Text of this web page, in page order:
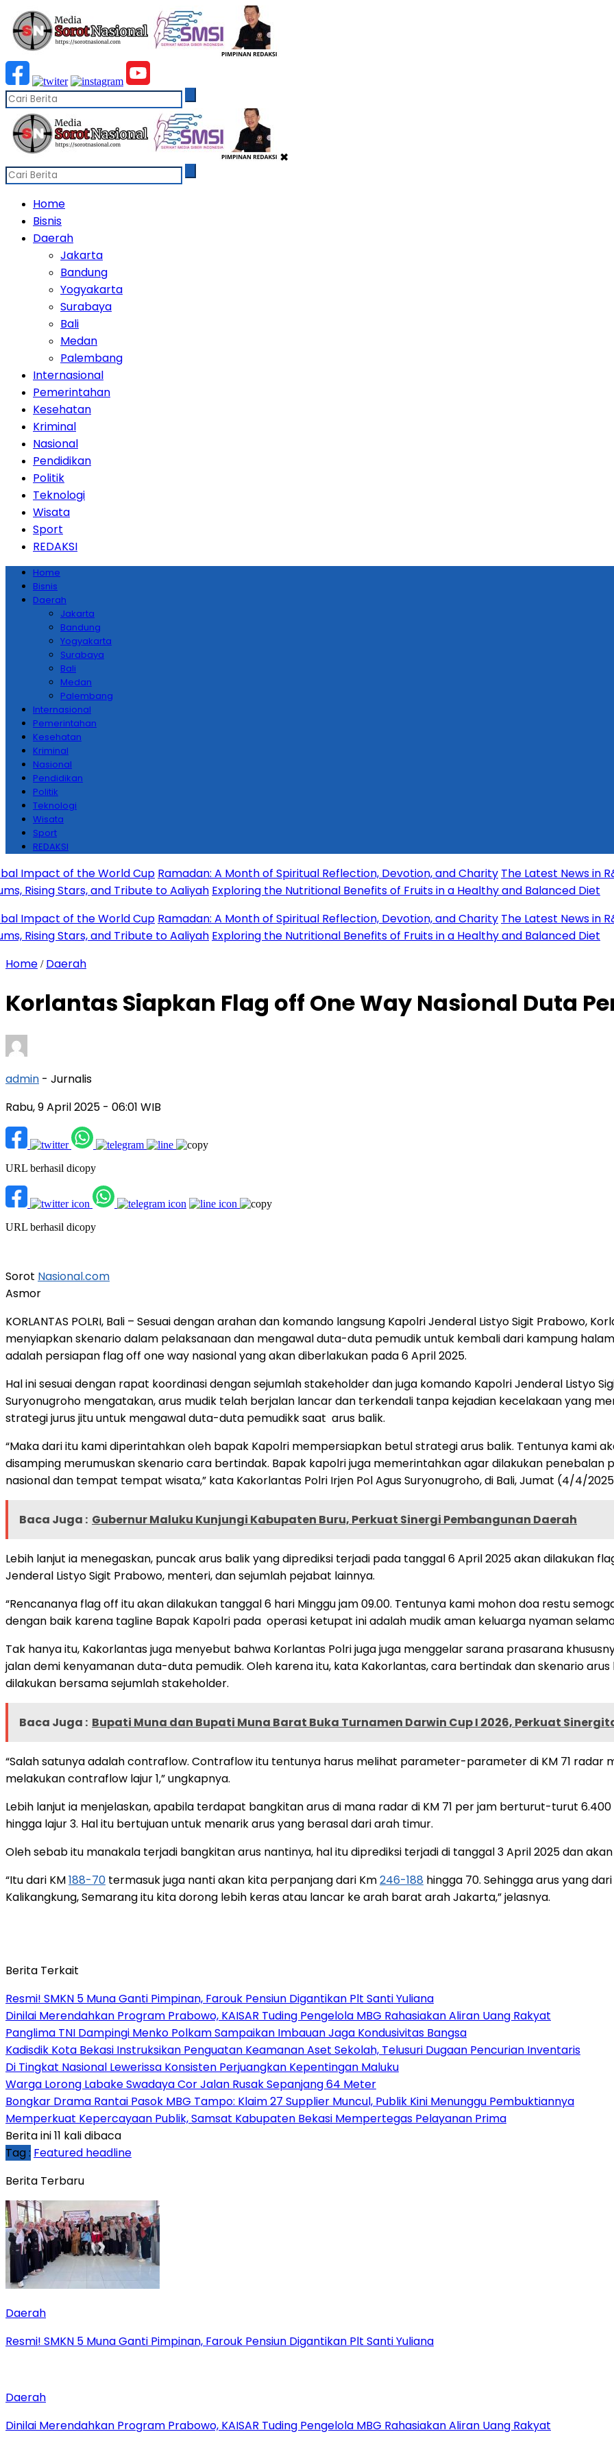
✖
Home
Bisnis
Daerah
Jakarta
Bandung
Yogyakarta
Surabaya
Bali
Medan
Palembang
Internasional
Pemerintahan
Kesehatan
Kriminal
Nasional
Pendidikan
Politik
Teknologi
Wisata
Sport
REDAKSI
Home
Bisnis
Daerah
Jakarta
Bandung
Yogyakarta
Surabaya
Bali
Medan
Palembang
Internasional
Pemerintahan
Kesehatan
Kriminal
Nasional
Pendidikan
Politik
Teknologi
Wisata
Sport
REDAKSI
of the World CupRamadan: A Month of Spiritual Reflection, Devotion, and CharityThe Latest News in R&B
Stars, and Tribute to AaliyahExploring the Nutritional Benefits of Fruits in a Healthy and Balanced Diet
of the World CupRamadan: A Month of Spiritual Reflection, Devotion, and CharityThe Latest News in R&B
Stars, and Tribute to AaliyahExploring the Nutritional Benefits of Fruits in a Healthy and Balanced Diet
Home / Daerah
Korlantas Siapkan Flag off One Way Nasional Duta
admin - Jurnalis
Rabu, 9 April 2025 - 06:01 WIB
URL berhasil dicopy
URL berhasil dicopy
Sorot Nasional.com
Asmor
KORLANTAS POLRI, Bali – Sesuai dengan arahan dan komando langsung Kapolri Jenderal Listyo Sigit Prabowo,
menyiapkan skenario dalam pelaksanaan dan mengawal duta-duta pemudik untuk kembali dari kampung
adalah persiapan flag off one way nasional yang akan diberlakukan pada 6 April 2025.
Hal ini sesuai dengan rapat koordinasi dengan sejumlah stakeholder dan juga komando Kapolri Jenderal Listyo
Suryonugroho mengatakan, arus mudik telah berjalan lancar dan terkendali tanpa kejadian kecelakaan yang
strategi jurus jitu untuk mengawal duta-duta pemudikk saat arus balik.
“Maka dari itu kami diperintahkan oleh bapak Kapolri mempersiapkan betul strategi arus balik. Tentunya kami
disamping merumuskan skenario cara bertindak. Bapak kapolri juga memerintahkan agar dilakukan penebalan
nasional dan tempat tempat wisata,” kata Kakorlantas Polri Irjen Pol Agus Suryonugroho, di Bali, Jumat (4/4/
Baca Juga : Gubernur Maluku Kunjungi Kabupaten Buru, Perkuat Sinergi Pembangunan Daerah
Lebih lanjut ia menegaskan, puncak arus balik yang diprediksi terjadi pada tanggal 6 April 2025 akan dilakukan
Jenderal Listyo Sigit Prabowo, menteri, dan sejumlah pejabat lainnya.
“Rencananya flag off itu akan dilakukan tanggal 6 hari Minggu jam 09.00. Tentunya kami mohon doa restu
dengan baik karena tagline Bapak Kapolri pada operasi ketupat ini adalah mudik aman keluarga nyaman
Tak hanya itu, Kakorlantas juga menyebut bahwa Korlantas Polri juga juga menggelar sarana prasarana
jalan demi kenyamanan duta-duta pemudik. Oleh karena itu, kata Kakorlantas, cara bertindak dan skenario
dilakukan bersama sejumlah stakeholder.
Baca Juga : Bupati Muna dan Bupati Muna Barat Buka Turnamen Darwin Cup I 2026, Perkuat
“Salah satunya adalah contraflow. Contraflow itu tentunya harus melihat parameter-parameter di KM 71 radar
melakukan contraflow lajur 1,” ungkapnya.
Lebih lanjut ia menjelaskan, apabila terdapat bangkitan arus di mana radar di KM 71 per jam berturut-turut
hingga lajur 3. Hal itu bertujuan untuk menarik arus yang berasal dari arah timur.
Oleh sebab itu manakala terjadi bangkitan arus nantinya, hal itu diprediksi terjadi di tanggal 3 April 2025 dan
“Itu dari KM188-70 termasuk juga nanti akan kita perpanjang dari Km246-188 hingga 70. Sehingga arus yang
Kalikangkung, Semarang itu kita dorong lebih keras atau lancar ke arah barat arah Jakarta,” jelasnya.
Berita Terkait
Resmi! SMKN 5 Muna Ganti Pimpinan, Farouk Pensiun Digantikan Plt Santi Yuliana
Dinilai Merendahkan Program Prabowo, KAISAR Tuding Pengelola MBG Rahasiakan Aliran Uang Rakyat
Panglima TNI Dampingi Menko Polkam Sampaikan Imbauan Jaga Kondusivitas Bangsa
Kadisdik Kota Bekasi Instruksikan Penguatan Keamanan Aset Sekolah, Telusuri Dugaan Pencurian Inventaris
Di Tingkat Nasional Lewerissa Konsisten Perjuangkan Kepentingan Maluku
Warga Lorong Labake Swadaya Cor Jalan Rusak Sepanjang 64 Meter
Bongkar Drama Rantai Pasok MBG Tampo: Klaim 27 Supplier Muncul, Publik Kini Menunggu Pembuktiannya
Memperkuat Kepercayaan Publik, Samsat Kabupaten Bekasi Mempertegas Pelayanan Prima
Berita ini 11 kali dibaca
Tag : Featured headline
Berita Terbaru
Daerah
Resmi! SMKN 5 Muna Ganti Pimpinan, Farouk Pensiun Digantikan Plt Santi Yuliana
Daerah
Dinilai Merendahkan Program Prabowo, KAISAR Tuding Pengelola MBG Rahasiakan Aliran Uang Rakyat